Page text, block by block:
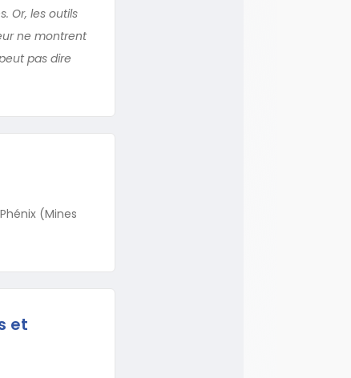
Or, les outils
ne montrent
pas dire
(Mines
et